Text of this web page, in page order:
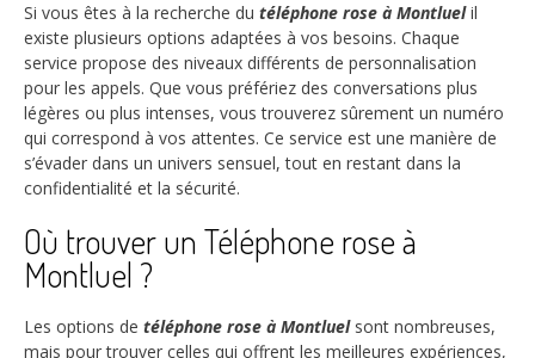
Si vous êtes à la recherche du téléphone rose à Montluelil
existe plusieurs options adaptées à vos besoins. Chaque
service propose des niveaux différents de personnalisation
pour les appels. Que vous préfériez des conversations plus
légères ou plus intenses, vous trouverez sûrement un numéro
qui correspond à vos attentes. Ce service est une manière de
s’évader dans un univers sensuel, tout en restant dans la
confidentialité et la sécurité.
Où trouver un Téléphone rose à
Montluel ?
Les options de téléphone rose à Montluelsont nombreuses,
mais pour trouver celles qui offrent les meilleures expériences,